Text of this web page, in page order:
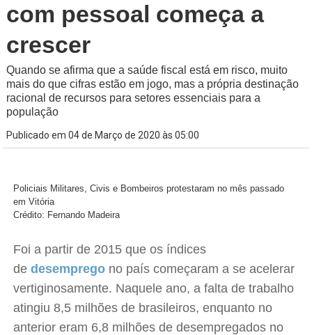
com pessoal começa a
crescer
Quando se afirma que a saúde fiscal está em risco, muito
mais do que cifras estão em jogo, mas a própria destinação
racional de recursos para setores essenciais para a
população
Publicado em 04 de Março de 2020 às 05:00
Policiais Militares, Civis e Bombeiros protestaram no mês passado
em Vitória
Crédito: Fernando Madeira
Foi a partir de 2015 que os índices
dedesemprego no país começaram a se acelerar
vertiginosamente. Naquele ano, a falta de trabalho
atingiu 8,5 milhões de brasileiros, enquanto no
anterior eram 6,8 milhões de desempregados no